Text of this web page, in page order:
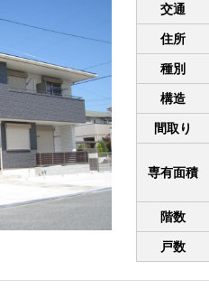
交通
住所
種別
構造
間取り
専有面積
階数
戸数